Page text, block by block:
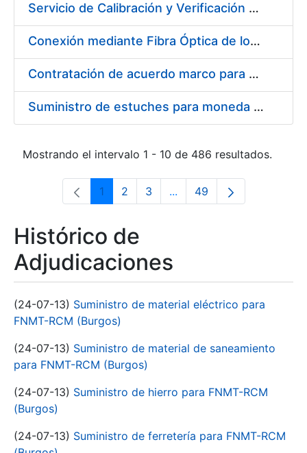
Servicio de Calibración y Verificación Externa de los Equipos de Medición del Servicio de Prevención de la FNMT-RCM
Conexión mediante Fibra Óptica de los Centros de Proceso de Datos (CPDs) de las sedes de la FNMT-RCM de Burgos y Madrid
Contratación de acuerdo marco para el Suministro de Material de Electricidad para la Fábrica Nacional de Moneda y Timbre-Real Casa de la Moneda en su centro de trabajo de Burgos
Suministro de estuches para moneda de 30 €
Mostrando el intervalo 1 - 10 de 486 resultados.
Página
1 Página
2 Página
3 ...Páginas intermedias Use
Página
49
Histórico de
Adjudicaciones
(24-07-13) Suministro de material eléctrico para
FNMT-RCM (Burgos)
(24-07-13) Suministro de material de saneamiento
para FNMT-RCM (Burgos)
(24-07-13) Suministro de hierro para FNMT-RCM
(Burgos)
(24-07-13) Suministro de ferretería para FNMT-RCM